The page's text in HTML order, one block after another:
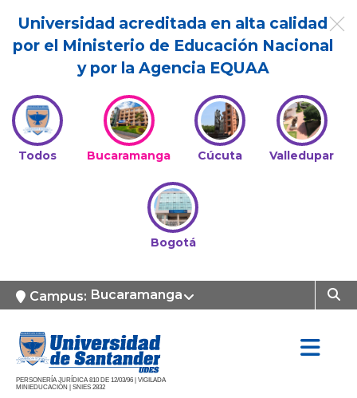
Universidad acreditada en alta calidad
por el Ministerio de Educación Nacional
y por la Agencia EQUAA
Todos Bucaramanga Cúcuta Valledupar
Bogotá
Campus: Bucaramanga
PERSONERÍA JURÍDICA 810 DE 12/03/96 | VIGILADA
MINIEDUCACIÓN | SNIES 2832